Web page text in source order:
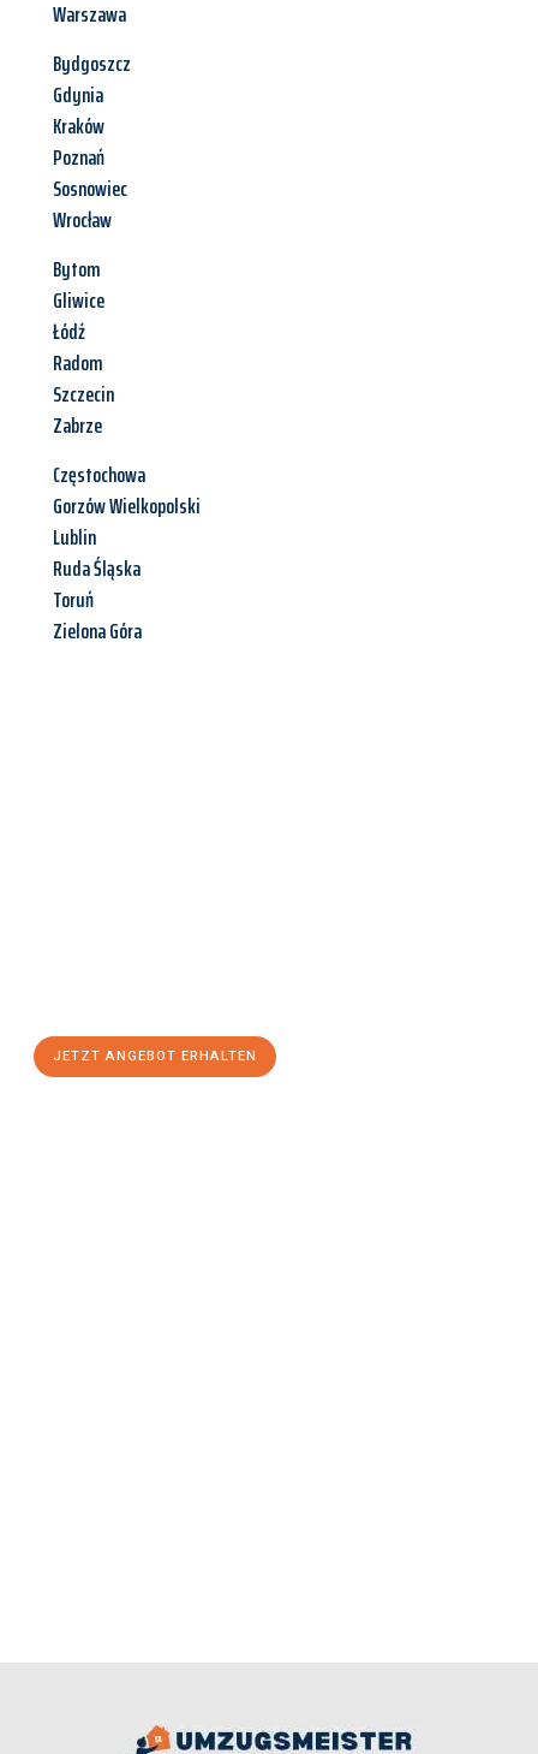
Warszawa
Bydgoszcz
Gdynia
Kraków
Poznań
Sosnowiec
Wrocław
Bytom
Gliwice
Łódź
Radom
Szczecin
Zabrze
Częstochowa
Gorzów Wielkopolski
Lublin
Ruda Śląska
Toruń
Zielona Góra
JETZT ANGEBOT ERHALTEN